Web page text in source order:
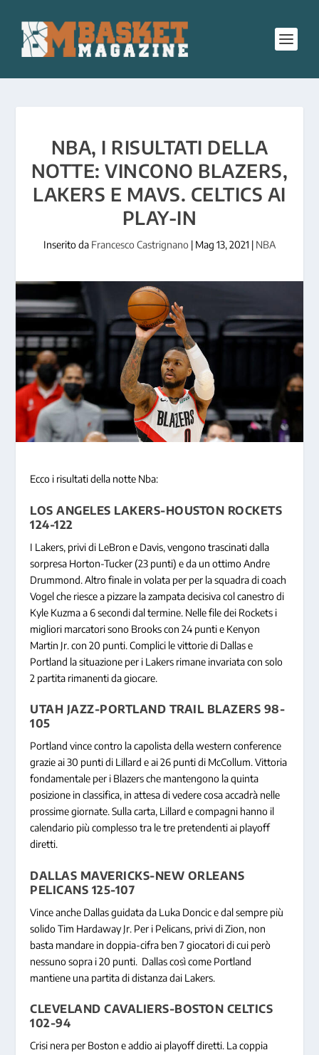
NBA, I RISULTATI DELLA
NOTTE: VINCONO BLAZERS,
LAKERS E MAVS. CELTICS AI
PLAY-IN
Inserito da Francesco Castrignano | Mag 13, 2021 | NBA
Ecco i risultati della notte Nba:
LOS ANGELES LAKERS-HOUSTON ROCKETS
124-122
I Lakers, privi di LeBron e Davis, vengono trascinati dalla
sorpresa Horton-Tucker (23 punti) e da un ottimo Andre
Drummond. Altro finale in volata per per la squadra di coach
Vogel che riesce a pizzare la zampata decisiva col canestro di
Kyle Kuzma a 6 secondi dal termine. Nelle file dei Rockets i
migliori marcatori sono Brooks con 24 punti e Kenyon
Martin Jr. con 20 punti. Complici le vittorie di Dallas e
Portland la situazione per i Lakers rimane invariata con solo
2 partita rimanenti da giocare.
UTAH JAZZ-PORTLAND TRAIL BLAZERS 98-
105
Portland vince contro la capolista della western conference
grazie ai 30 punti di Lillard e ai 26 punti di McCollum. Vittoria
fondamentale per i Blazers che mantengono la quinta
posizione in classifica, in attesa di vedere cosa accadrà nelle
prossime giornate. Sulla carta, Lillard e compagni hanno il
calendario più complesso tra le tre pretendenti ai playoff
diretti.
DALLAS MAVERICKS-NEW ORLEANS
PELICANS 125-107
Vince anche Dallas guidata da Luka Doncic e dal sempre più
solido Tim Hardaway Jr. Per i Pelicans, privi di Zion, non
basta mandare in doppia-cifra ben 7 giocatori di cui però
nessuno sopra i 20 punti. Dallas così come Portland
mantiene una partita di distanza dai Lakers.
CLEVELAND CAVALIERS-BOSTON CELTICS
102-94
Crisi nera per Boston e addio ai playoff diretti. La coppia